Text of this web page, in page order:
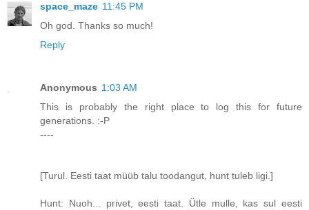
space_maze 11:45 PM
Oh god. Thanks so much!
Reply
Anonymous 1:03 AM
This is probably the right place to log this for future
generations. :-P
----
[Turul. Eesti taat müüb talu toodangut, hunt tuleb ligi.]
Hunt: Nuoh... privet, eesti taat. Ütle mulle, kas sul eesti